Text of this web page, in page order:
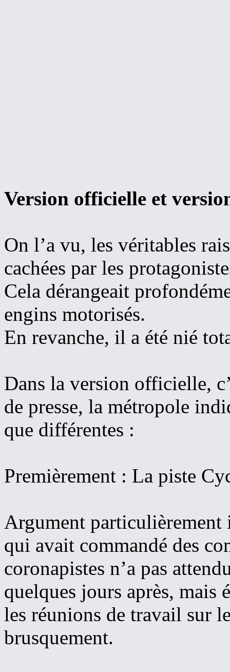
Version officielle et
On l’a vu, les véritables
cachées par les
Cela dérangeait
engins motorisés.
En revanche, il a été nié
Dans la version officielle,
de presse, la métropole
que différentes :
Premièrement : La piste
Argument particulièrement
qui avait commandé des
coronapistes n’a pas
quelques jours après, mais
les réunions de travail sur
brusquement.